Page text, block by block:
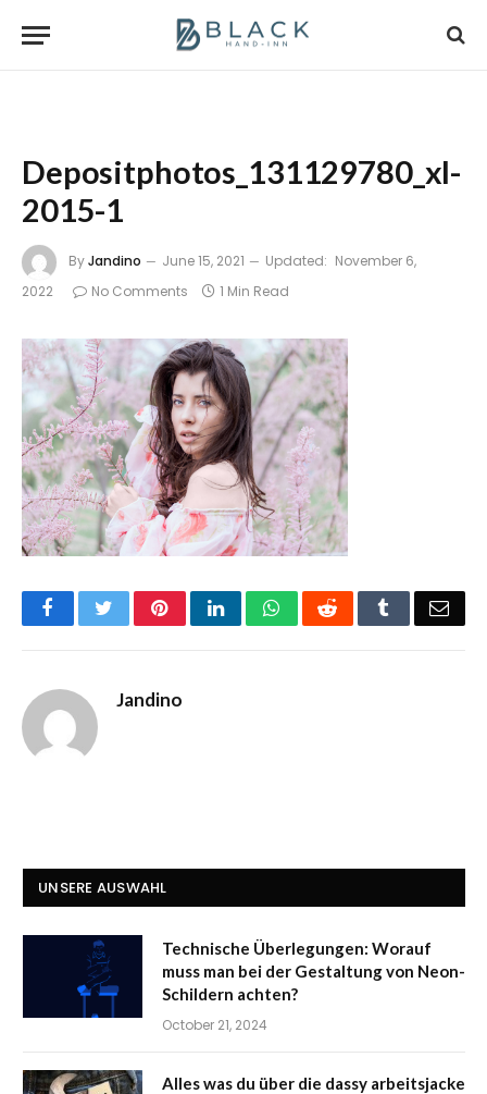
Depositphotos_131129780_xl-
2015-1
ByJandino June 15, 2021 Updated: November 6,
2022
No Comments 1 Min Read
FacebookTwitterPinterestLinkedInWhatsAppReddit Tumblr
Jandino
UNSERE AUSWAHL
Technische Überlegungen: Worauf
muss man bei der Gestaltung von Neon-
Schildern achten?
October 21, 2024
Alles was du über die dassy arbeitsjacke